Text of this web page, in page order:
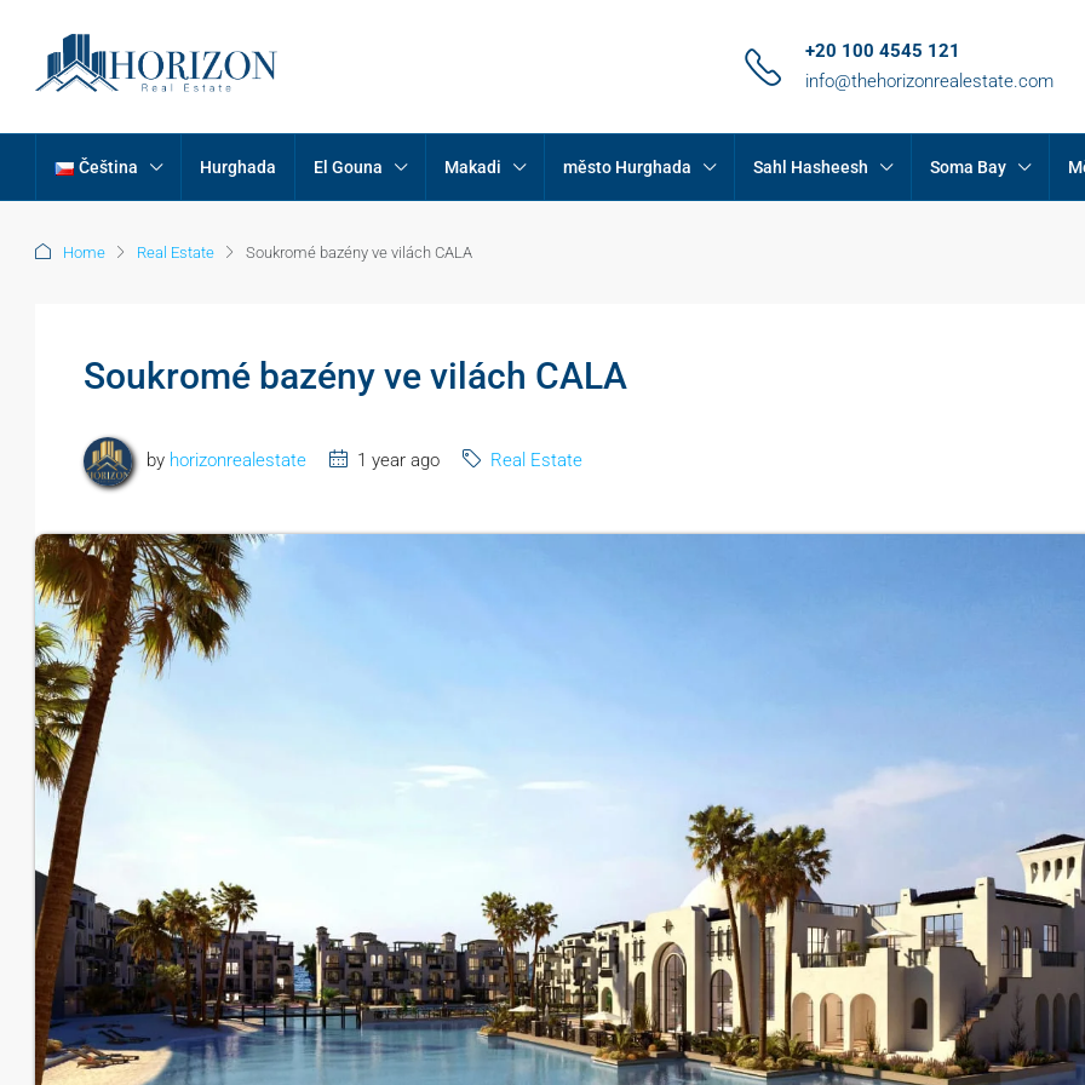
+20 100 4545 121
info@thehorizonrealestate.com
Čeština Hurghada El Gouna Makadi město Hurghada Sahl Hasheesh Soma Bay
Home Real Estate Soukromé bazény ve vilách CALA
Soukromé bazény ve vilách CALA
by horizonrealestate 1 year ago Real Estate